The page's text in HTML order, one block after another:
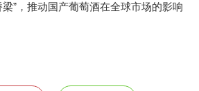
梁”，推动国产葡萄酒在全球市场的影响